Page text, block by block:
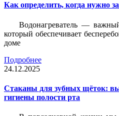
Как определить, когда нужно
Водонагреватель —
который обеспечивает
доме
Подробнее
24.12.2025
Стаканы для зубных щёток:
гигиены полости рта